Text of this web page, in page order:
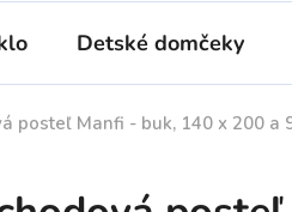
Detské domčeky
posteľ Manfi - buk, 140 x 200 a